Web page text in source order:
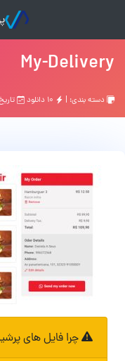
My-Delivery
دسته بندی: | تاریخ: ۲
چرا فایل های